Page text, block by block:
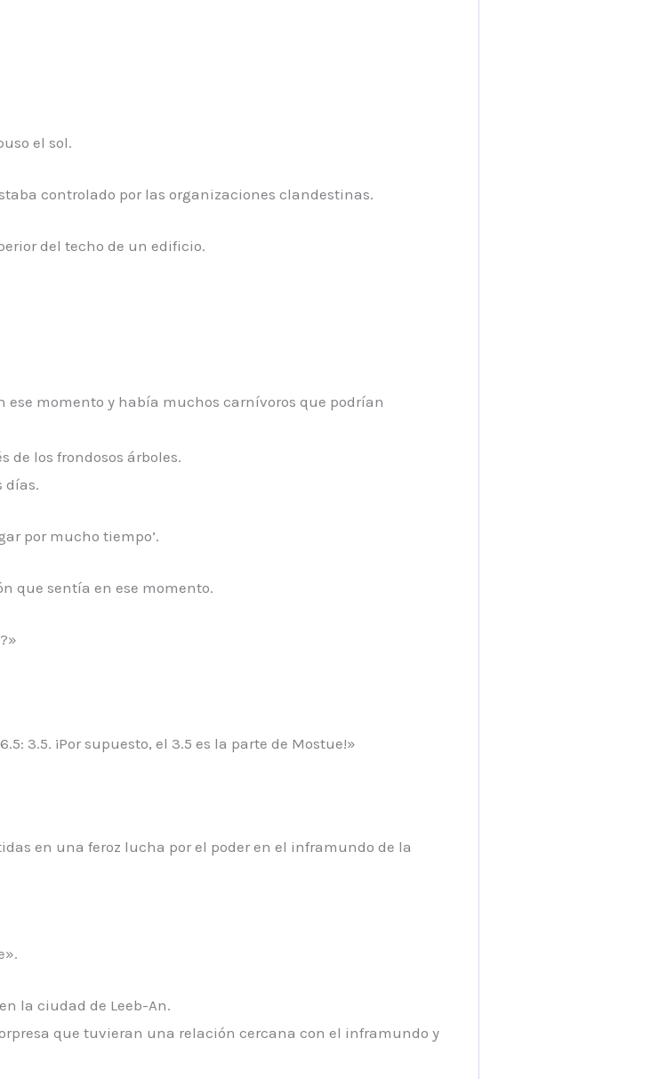
el sol.
controlado por las organizaciones clandestinas.
del techo de un edificio.
ese momento y había muchos carnívoros que podrían
de los frondosos árboles.
días.
por mucho tiempo’.
que sentía en ese momento.
3.5. ¡Por supuesto, el 3.5 es la parte de Mostue!»
en una feroz lucha por el poder en el inframundo de la
la ciudad de Leeb-An.
que tuvieran una relación cercana con el inframundo y